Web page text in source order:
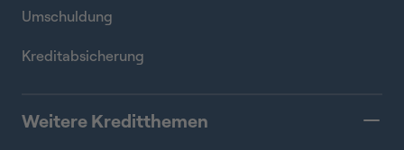
Umschuldung
Kreditabsicherung
Weitere Kreditthemen